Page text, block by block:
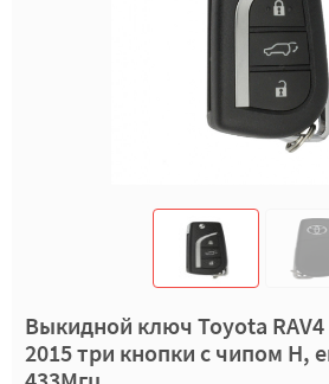
Выкидной ключ Toyota RAV4
2015 три кнопки с чипом H,